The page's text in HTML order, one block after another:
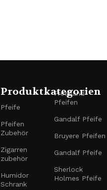
Produktkategorien
Pfeife
Pfeifen
Zubehör
Zigarren
zubehör
Humidor
Schrank
Freehand-
Pfeifen
Gandalf Pfeife
Bruyere Pfeifen
Gandalf Pfeife
Sherlock
Holmes Pfeife